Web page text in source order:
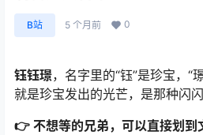
B站 5 个月前 0
钰钰璟，名字里的“钰”是珍宝，
就是珍宝发出的光芒，是那种闪闪
👉 不想等的兄弟，可以直接划到